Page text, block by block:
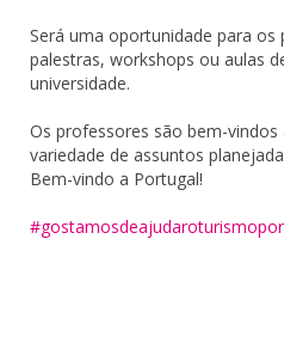
Será uma oportunidade para os
palestras, workshops ou aulas
universidade.
Os professores são bem-
variedade de assuntos
Bem-vindo a Portugal!
#